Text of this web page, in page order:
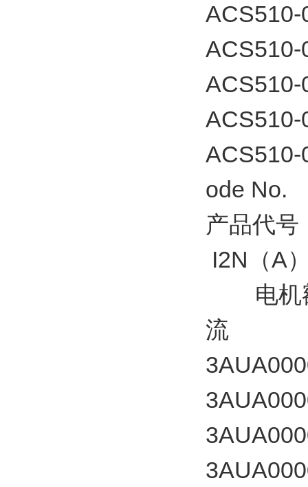
ACS510-
ode
产品代
I2N（A
电机额
流